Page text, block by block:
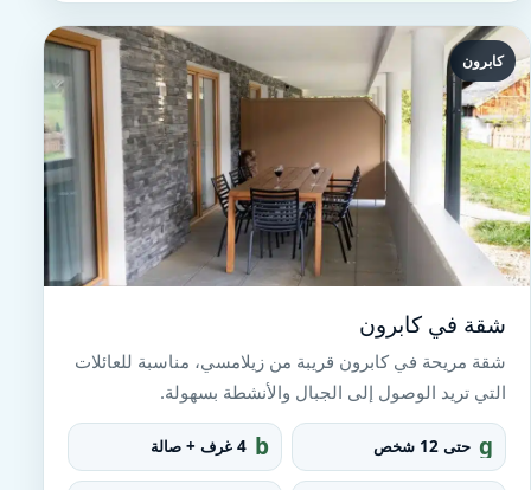
كابرون
شقة في كابرون
شقة مريحة في كابرون قريبة من زيلامسي، مناسبة للعائلات
التي تريد الوصول إلى الجبال والأنشطة بسهولة.
g
r
حتى 12 شخص b
e
4 غرف + صالة